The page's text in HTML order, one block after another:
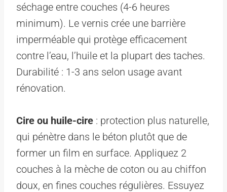
séchage entre couches (4-6 heures
minimum). Le vernis crée une barrière
imperméable qui protège efficacement
contre l’eau, l’huile et la plupart des taches.
Durabilité : 1-3 ans selon usage avant
rénovation.
Cire ou huile-cire : protection plus naturelle,
qui pénètre dans le béton plutôt que de
former un film en surface. Appliquez 2
couches à la mèche de coton ou au chiffon
doux, en fines couches régulières. Essuyez